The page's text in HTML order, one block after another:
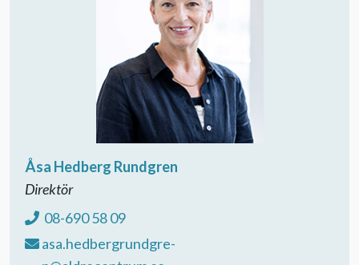
Åsa Hedberg Rundgren
Direktör
08-690 58 09
asa.hedbergrundgre-